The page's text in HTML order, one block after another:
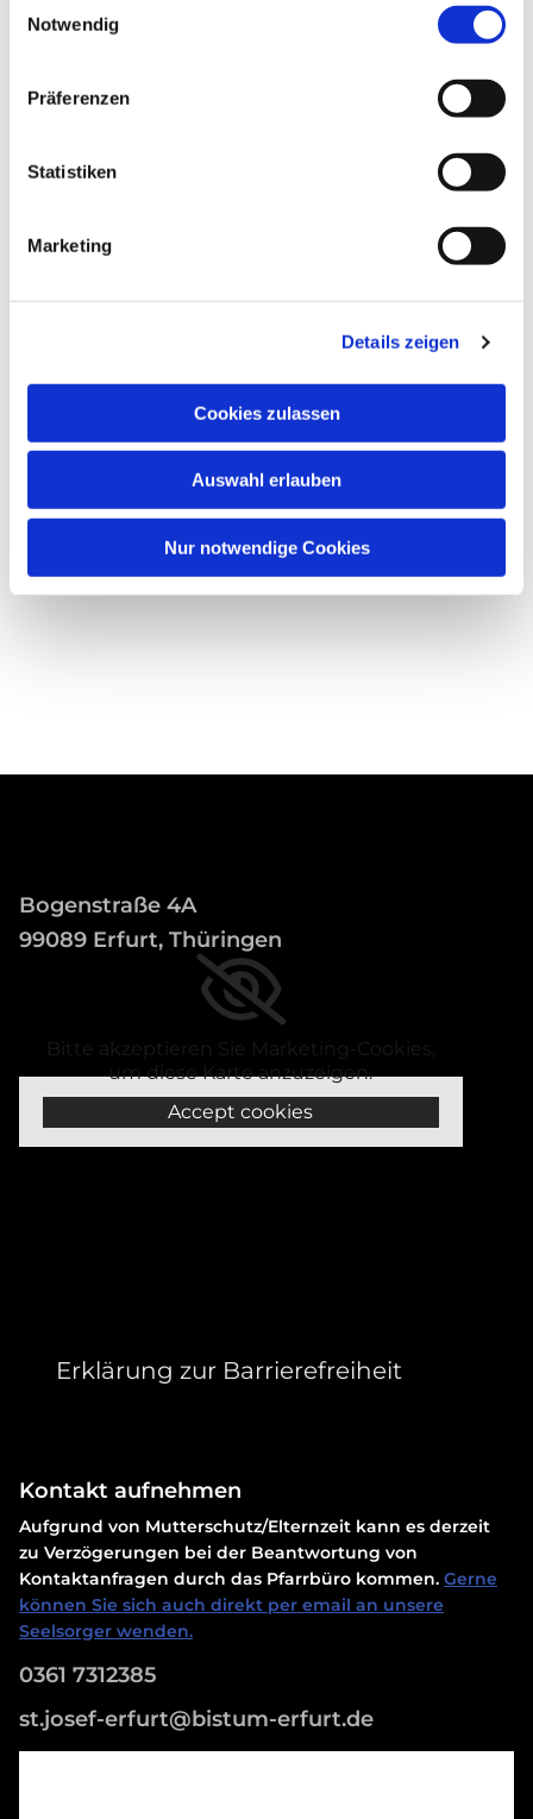
Notwendig
Präferenzen
Statistiken
Marketing
Details zeigen
Cookies zulassen
Auswahl erlauben
Nur notwendige Cookies
Dies könnte Sie auch
Bogenstraße 4A
99089 Erfurt, Thüringen
Bitte akzeptieren Sie Marketing-Cookies,
um diese Karte anzuzeigen.
Accept cookies
Erklärung zur Barrierefreiheit
Kontakt aufnehmen
Aufgrund von Mutterschutz/Elternzeit kann es derzeit
zu Verzögerungen bei der Beantwortung von
Kontaktanfragen durch das Pfarrbüro kommen. Gerne
können Sie sich auch direkt per email an unsere
Seelsorger wenden.
0361 7312385
st.josef-erfurt@bistum-erfurt.de